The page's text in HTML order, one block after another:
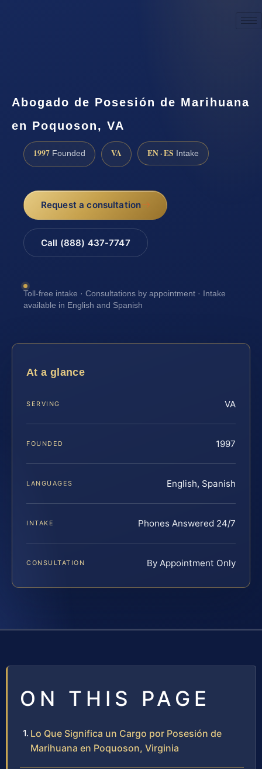
Abogado de Posesión de Marihuana
en Poquoson, VA
1997 Founded VA EN · ES Intake
Request a consultation
Call (888) 437-7747
Toll-free intake · Consultations by appointment · Intake
available in English and Spanish
At a glance
SERVING VA
FOUNDED 1997
LANGUAGES English, Spanish
INTAKE Phones Answered 24/7
CONSULTATION By Appointment Only
ON THIS PAGE
Lo Que Significa un Cargo por Posesión de
Marihuana en Poquoson, Virginia